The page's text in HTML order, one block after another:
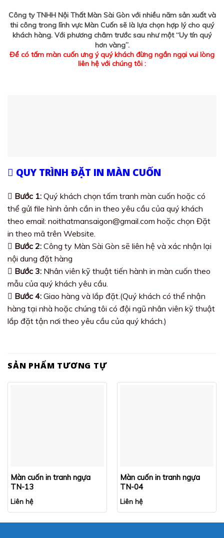
Công ty TNHH Nội Thất Màn Sài Gòn với nhiều năm sản xuất và
thi công trong lĩnh vực Màn Cuốn sẽ là lựa chọn hợp lý cho quý
khách hàng. Với phương châm trước sau như một “Uy tín quý
hơn vàng”.
Để có tấm màn cuốn ưng ý quý khách đừng ngần ngại vui lòng
liên hệ với chúng tôi :
QUY TRÌNH ĐẶT IN MÀN CUỐN
Bước 1: Quý khách chọn tấm tranh màn cuốn hoặc có
thể gửi file hình ảnh cần in theo yêu cầu của quý khách
theo email: noithatmansaigon@gmail.com hoặc chọn Đặt
in theo mã trên Website.
Bước 2: Công ty Màn Sài Gòn sẽ liên hệ và xác nhận lại
nội dung đặt hàng
Bước 3: Nhân viên kỹ thuật tiến hành in màn cuốn theo
mẫu của quý khách yêu cầu.
Bước 4: Giao hàng và lắp đặt.(Quý khách có thể nhận
hàng tại nhà hoặc chúng tôi có đội ngũ nhân viên kỹ thuật
lắp đặt tận nơi theo yêu cầu của quý khách.)
SẢN PHẨM TƯƠNG TỰ
Màn cuốn in tranh ngựa
TN-13
Liên hệ
Màn cuốn in tranh ngựa
TN-04
Liên hệ